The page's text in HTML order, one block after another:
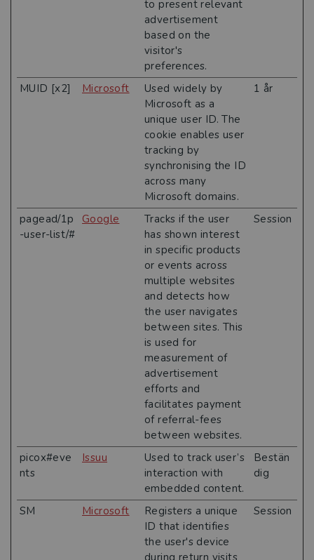
to present relevant
advertisement
based on the
visitor's
preferences.
MUID [x2] Microsoft
Used widely by
Microsoft as a
unique user ID. The
cookie enables user
tracking by
synchronising the ID
across many
Microsoft domains.
1 år
pagead/1p
-user-list/#
Google
Tracks if the user
has shown interest
in specific products
or events across
multiple websites
and detects how
the user navigates
between sites. This
is used for
measurement of
advertisement
efforts and
facilitates payment
of referral-fees
between websites.
Session
picox#eve
nts
Issuu
Used to track user’s
interaction with
embedded content.
Bestän
dig
SM Microsoft
Registers a unique
ID that identifies
the user's device
during return visits
Session